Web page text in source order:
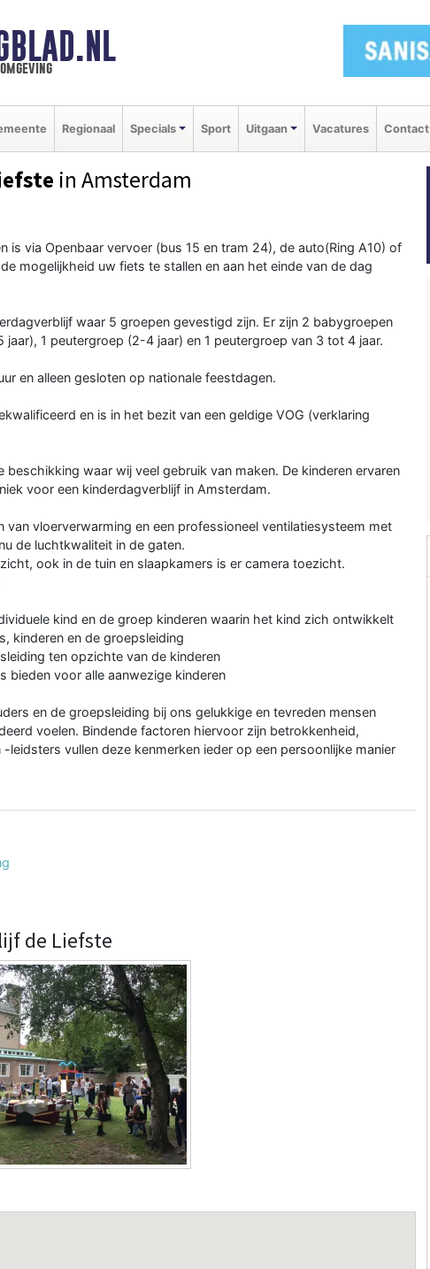
Regionaal Specials Sport Uitgaan Vacatures Contact
in Amsterdam
is via Openbaar vervoer (bus 15 en tram 24), de auto(Ring A10) of
mogelijkheid uw fiets te stallen en aan het einde van de dag
waar 5 groepen gevestigd zijn. Er zijn 2 babygroepen
jaar), 1 peutergroep (2-4 jaar) en 1 peutergroep van 3 tot 4 jaar.
en alleen gesloten op nationale feestdagen.
en is in het bezit van een geldige VOG (verklaring
waar wij veel gebruik van maken. De kinderen ervaren
voor een kinderdagverblijf in Amsterdam.
van vloerverwarming en een professioneel ventilatiesysteem met
de luchtkwaliteit in de gaten.
ook in de tuin en slaapkamers is er camera toezicht.
kind en de groep kinderen waarin het kind zich ontwikkelt
kinderen en de groepsleiding
ten opzichte van de kinderen
bieden voor alle aanwezige kinderen
en de groepsleiding bij ons gelukkige en tevreden mensen
voelen. Bindende factoren hiervoor zijn betrokkenheid,
leidsters vullen deze kenmerken ieder op een persoonlijke manier
de Liefste